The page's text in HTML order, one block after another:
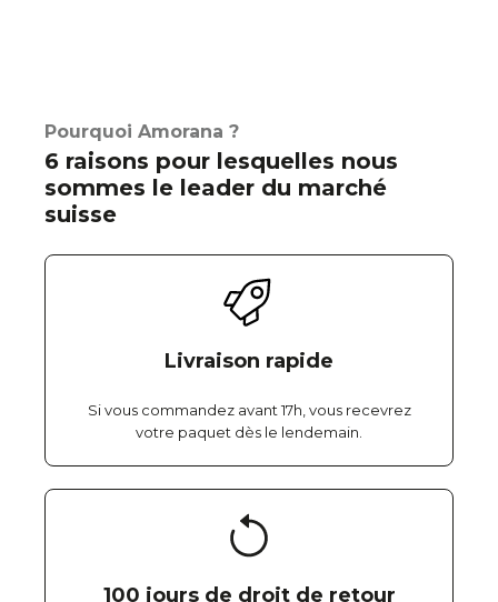
Pourquoi Amorana ?
6 raisons pour lesquelles nous
sommes le leader du marché
suisse
Livraison rapide
Si vous commandez avant 17h, vous recevrez
votre paquet dès le lendemain.
100 jours de droit de retour